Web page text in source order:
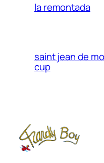
la remontada
saint jean de
cup